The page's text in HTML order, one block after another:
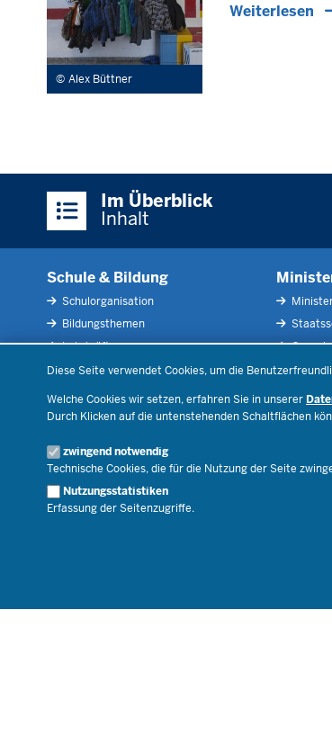
Diese Seite verwendet Cookies, um die
Welche Cookies wir setzen, erfahren Sie in unserer
Durch Klicken auf die untenstehenden Schaltflächen
zwingend notwendig
Technische Cookies, die für die Nutzung der Seite
Nutzungsstatistiken
Erfassung der Seitenzugriffe.
Alex Büttner
Weiterlesen
Im Überblick
Inhalt
Schule & Bildung
Schulorganisation
Bildungsthemen
Lehrkräfte
Recht
Open